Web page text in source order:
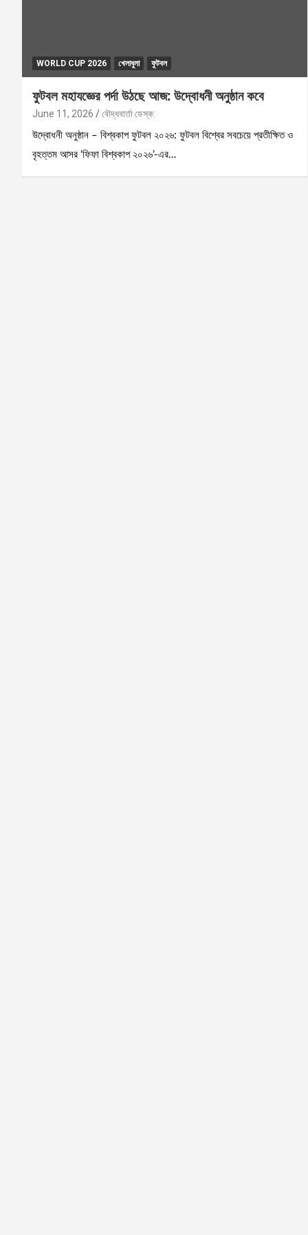
WORLD CUP 2026 খেলাধুলা ফুটবল
ফুটবল মহাযজ্ঞের পর্দা উঠছে আজ: উদ্বোধনী অনুষ্ঠান কবে
June 11, 2026 বৌদ্ধবার্তা ডেস্ক:
উদ্বোধনী অনুষ্ঠান – বিশ্বকাপ ফুটবল ২০২৬: ফুটবল বিশ্বের সবচেয়ে প্রতীক্ষিত ও
বৃহত্তম আসর ‘ফিফা বিশ্বকাপ ২০২৬’-এর…